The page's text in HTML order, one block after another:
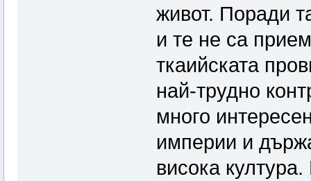
живот. Поради
и те не са
ткаийската
най-трудно
много
империи и
висока